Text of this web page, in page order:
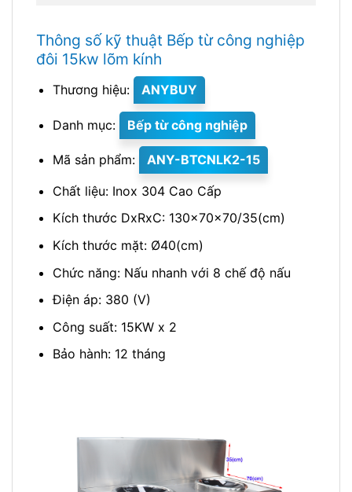
Thông số kỹ thuật Bếp từ công nghiệp
đôi 15kw lõm kính
Thương hiệu: ANYBUY
Danh mục: Bếp từ công nghiệp
Mã sản phẩm:
ANY-BTCNLK2-15
Chất liệu: Inox 304 Cao Cấp
Kích thước DxRxC: 130x70x70/35(cm)
Kích thước mặt: Ø40(cm)
Chức năng: Nấu nhanh với 8 chế độ nấu
Điện áp: 380 (V)
Công suất: 15KW x 2
Bảo hành: 12 tháng